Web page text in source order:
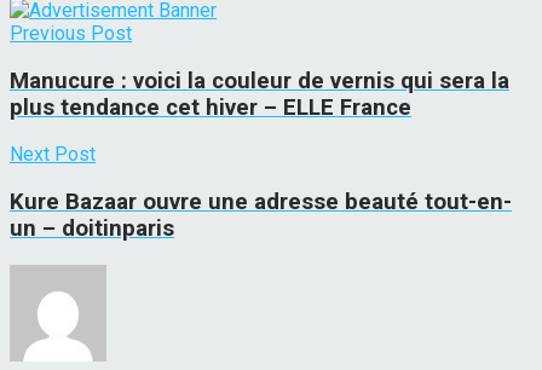
Previous Post
Manucure : voici la couleur de vernis qui sera la
plus tendance cet hiver – ELLE France
Next Post
Kure Bazaar ouvre une adresse beauté tout-en-
un – doitinparis